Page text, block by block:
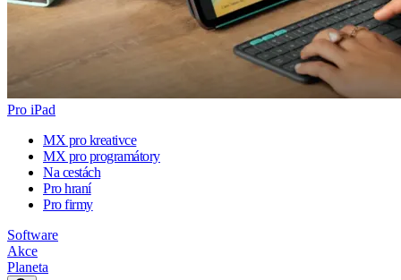
Pro iPad
MX pro kreativce
MX pro programátory
Na cestách
Pro hraní
Pro firmy
Software
Akce
Planeta